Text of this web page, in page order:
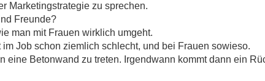
Marketingstrategie zu sprechen.
Freunde?
man mit Frauen wirklich umgeht.
Job schon ziemlich schlecht, und bei Frauen sowieso.
eine Betonwand zu treten. Irgendwann kommt dann ein